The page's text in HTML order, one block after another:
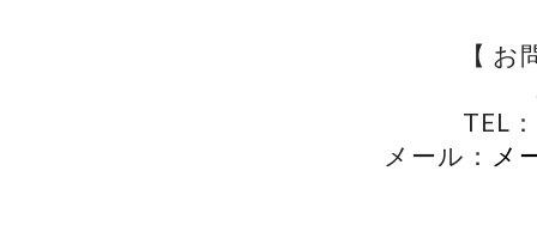
【
TEL
メール： メ